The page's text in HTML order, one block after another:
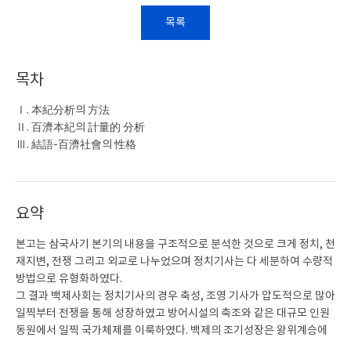
목록
목차
Ⅰ. 本紀分析의 方法
Ⅱ. 百濟本紀의 計量的 分析
Ⅲ. 結語-百濟社會의 性格
요약
본고는 삼국사기 본기의 내용을 구조적으로 분석한 것으로 크게 정치, 천
재지변, 전쟁 그리고 외교로 나누었으며 정치기사는 다 세분하여 수량적
방법으로 유형화하였다.
그 결과 백제사회는 정치기사의 경우 축성, 조영 기사가 압도적으로 많아
일찍부터 전쟁을 통해 성장하였고 방어시설의 축조와 같은 대규모 인원
동원에서 일찍 국가체제를 이룩하였다. 백제의 조기성장은 왕위계승에